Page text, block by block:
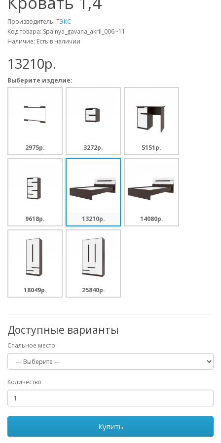
Производитель: ТЭКС
Код товара: Spalnya_gavana_akril_006~11
Наличие: Есть в наличии
13210p.
Выберите изделие:
2975p. 3272p. 5151p.
9618p. 13210p. 14080p.
18049p. 25840p.
Доступные варианты
Спальное место:
Количество
Купить